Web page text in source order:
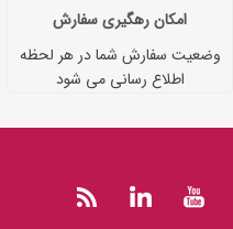
امکان رهگیری سفارش
وضعیت سفارش شما در هر لحظه
اطلاع رسانی می شود